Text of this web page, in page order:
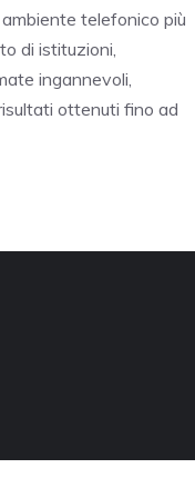
telefonico più
di istituzioni,
ingannevoli,
ottenuti fino ad